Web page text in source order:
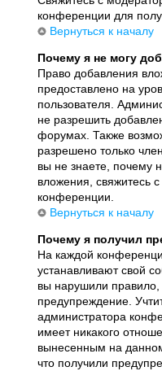
конференции для
Вернуться к началу
Почему я не могу
Право добавления
предоставлено на
пользователя.
не разрешить
форумах. Также
разрешено только
вы не знаете, почему
вложения, свяжитесь
конференции.
Вернуться к началу
Почему я получил
На каждой
устанавливают свой
вы нарушили
предупреждение.
администратора
имеет никакого
вынесенным на
что получили